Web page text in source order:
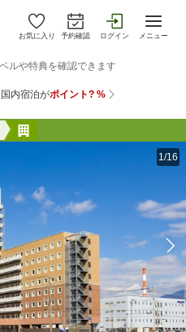
お気に入り 予約確認 ログイン メニュー
1/16